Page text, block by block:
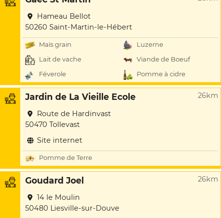
Hameau Bellot
50260 Saint-Martin-le-Hébert
Maïs grain
Luzerne
Lait de vache
Viande de Boeuf
Féverole
Pomme à cidre
Jardin de La Vieille Ecole 26km
Route de Hardinvast
50470 Tollevast
Site internet
Pomme de Terre
Goudard Joel 26km
14 le Moulin
50480 Liesville-sur-Douve